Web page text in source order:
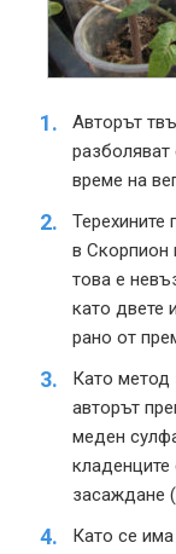
Авторът
разболяват
време на
Терехините
в Скорпион
това е
като двете
рано от
Като метод
авторът
меден
засаждане
Като се